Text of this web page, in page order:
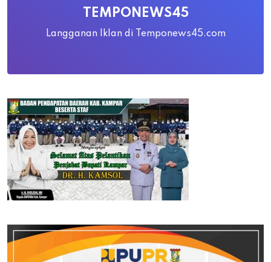
TEMPONEWS45
Langganan Iklan di Temponews45.com